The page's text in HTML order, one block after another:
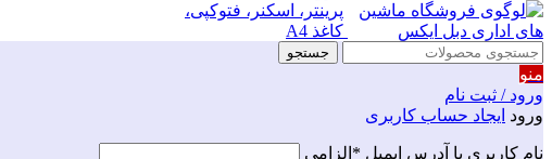
جستجو
منو
ورود / ثبت نام
ورود ایجاد حساب کاربری
نام کاربری یا آدرس ایمیل * الزامی